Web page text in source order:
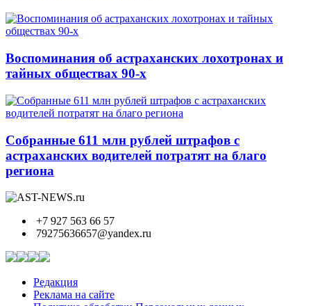
Воспоминания об астраханских лохотронах и
тайных обществах 90-х
Собранные 611 млн рублей штрафов с
астраханских водителей потратят на благо
региона
+7 927 563 66 57
79275636657@yandex.ru
Редакция
Реклама на сайте